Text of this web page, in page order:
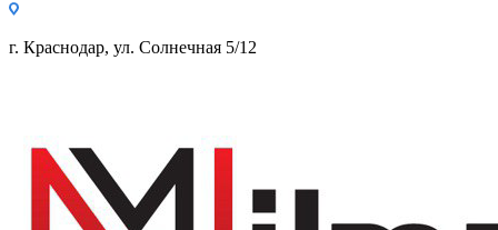
г. Краснодар, ул. Солнечная 5/12